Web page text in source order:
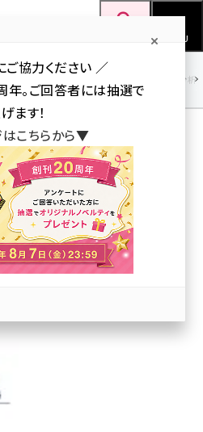
MENU
アクセス解析／データ分析
ス」 が使われている記
中
ブンマーケティ
で展開
プライバシー＆セキュリティコンサルティン
ご協力ください ／
。ご回答者には抽選で
ます！
こちらから▼